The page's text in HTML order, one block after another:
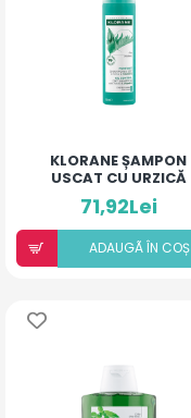
KLORANE ȘAMPON
USCAT CU URZICĂ
150ML
71,92Lei
ADAUGÃ ÎN COȘ